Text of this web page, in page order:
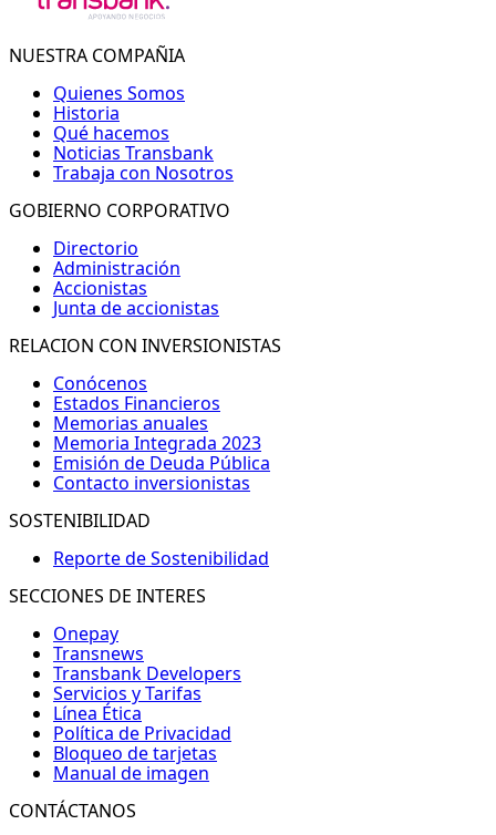
NUESTRA COMPAÑIA
Quienes Somos
Historia
Qué hacemos
Noticias Transbank
Trabaja con Nosotros
GOBIERNO CORPORATIVO
Directorio
Administración
Accionistas
Junta de accionistas
RELACION CON INVERSIONISTAS
Conócenos
Estados Financieros
Memorias anuales
Memoria Integrada 2023
Emisión de Deuda Pública
Contacto inversionistas
SOSTENIBILIDAD
Reporte de Sostenibilidad
SECCIONES DE INTERES
Onepay
Transnews
Transbank Developers
Servicios y Tarifas
Línea Ética
Política de Privacidad
Bloqueo de tarjetas
Manual de imagen
CONTÁCTANOS